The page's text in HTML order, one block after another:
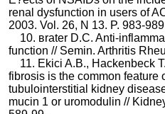
renal dysfunction in users of
2003. Vol. 26, N 13. P. 983-
10. вrater D.C. Anti-
function // Semin. Arthritis
11. Ekici A.B., Hackenbeck
fibrosis is the common feature
tubulointerstitial kidney
mucin 1 or uromodulin //